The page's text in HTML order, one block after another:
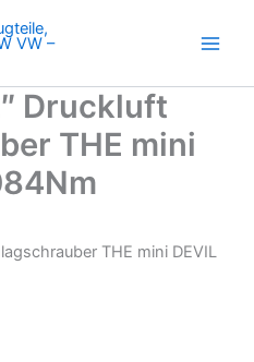
Druckluft
THE mini
THE mini DEVIL